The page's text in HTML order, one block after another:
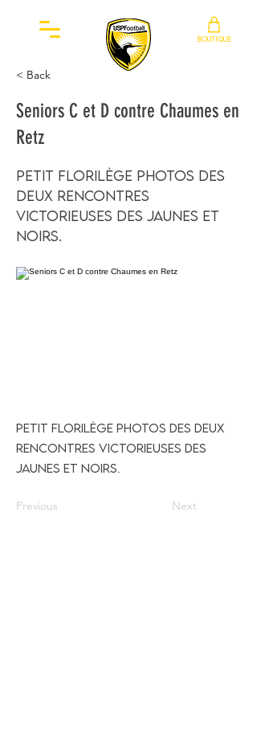
BOUTIQUE
< Back
Seniors C et D contre Chaumes en
Retz
Petit florilège photos des
deux rencontres
victorieuses des jaunes et
noirs.
Petit florilège photos des deux
rencontres victorieuses des
jaunes et noirs.
Previous Next